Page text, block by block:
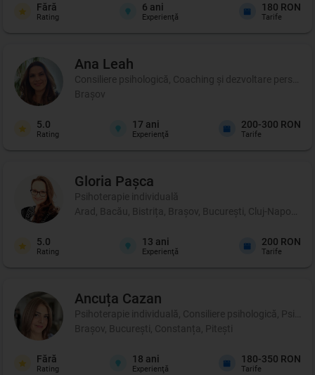
Fără
Rating
6 ani
Experienţă
180 RON
Tarife
Ana Leah
Consiliere psihologică, Coaching şi dezvoltare
Brașov
5.0
Rating
17 ani
Experienţă
200-300 RON
Tarife
Gloria Pașca
Psihoterapie individuală
Arad, Bacău, Bistrița, Brașov, București, Cluj-Napoca,
5.0
Rating
13 ani
Experienţă
200 RON
Tarife
Ancuța Cazan
Psihoterapie individuală, Consiliere psihologică,
Brașov, București, Constanța, Pitești
Fără
Rating
18 ani
Experienţă
180-350 RON
Tarife